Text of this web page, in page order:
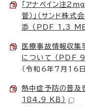
「アナペイン注
管）」（サンド株
添 （PDF 1.3 MB
医療事故情報収集
について （PDF
（令和6年7月16
熱中症予防の普及
184.9 KB）